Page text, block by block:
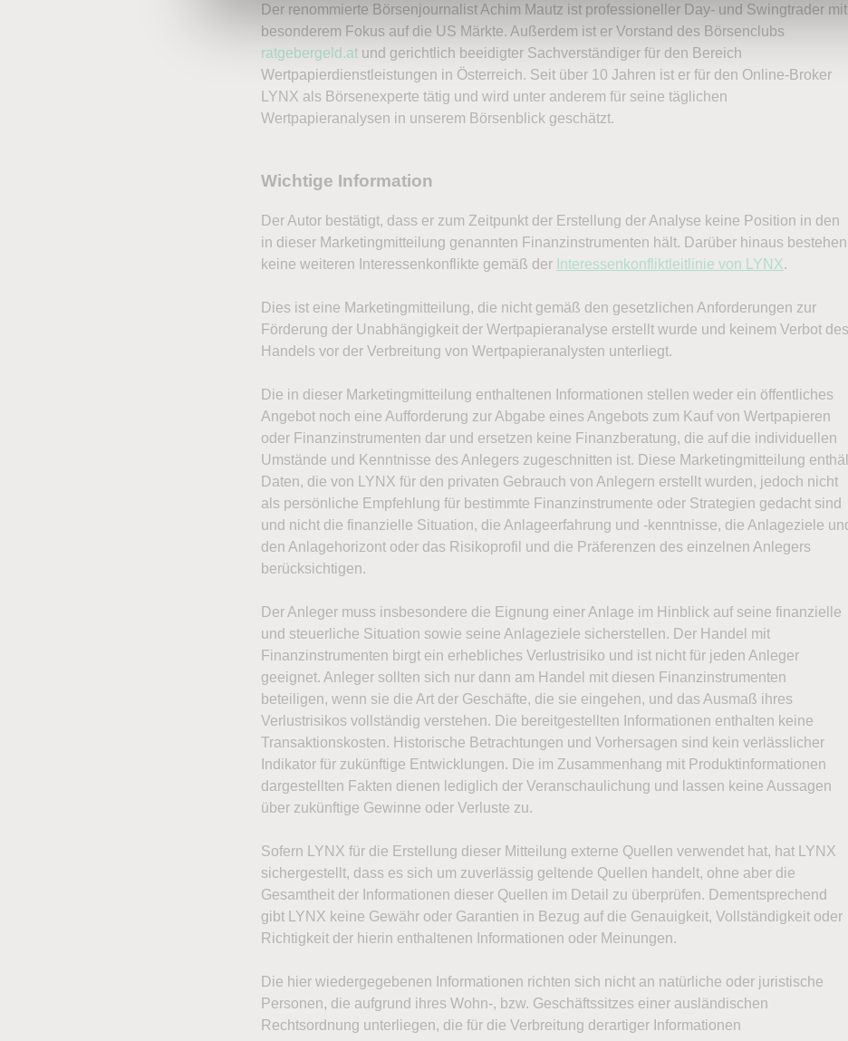
Der renommierte Börsenjournalist Achim Mautz ist professioneller Day- und Swingtrader mit
besonderem Fokus auf die US Märkte. Außerdem ist er Vorstand des Börsenclubs
ratgebergeld.at und gerichtlich beeidigter Sachverständiger für den Bereich
Wertpapierdienstleistungen in Österreich. Seit über 10 Jahren ist er für den Online-Broker
LYNX als Börsenexperte tätig und wird unter anderem für seine täglichen
Wertpapieranalysen in unserem Börsenblick geschätzt.